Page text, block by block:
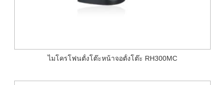
ไมโครโฟนตั้งโต๊ะหน้าจอตั้งโต๊ะ RH300MC